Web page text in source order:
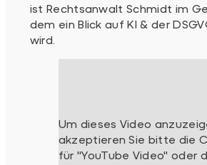
ist Rechtsanwalt Schmidt im
dem ein Blick auf KI & der
wird.